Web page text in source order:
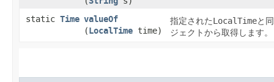
static Time valueOf
(LocalTime time)
指定されたLocalTimeと
ジェクトから取得します。